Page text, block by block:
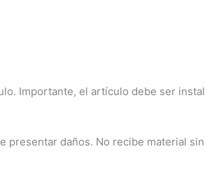
Importante, el artículo debe ser
daños. No recibe material